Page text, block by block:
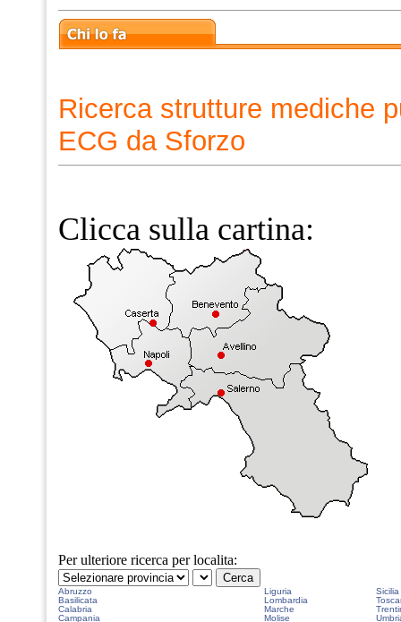
Ricerca strutture mediche
ECG da Sforzo
Clicca sulla cartina:
Per ulteriore ricerca per localita:
Abruzzo Liguria
Sicilia
Basilicata
Lombardia
Calabria
Marche
Campania
Molise